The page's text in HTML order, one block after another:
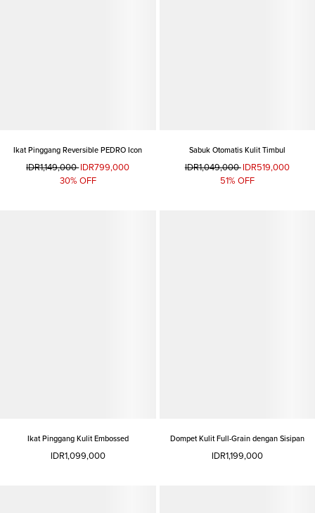
Ikat Pinggang Reversible PEDRO Icon
IDR1,149,000IDR799,000
30% OFF
Sabuk Otomatis Kulit Timbul
IDR1,049,000 IDR519,000
51% OFF
Ikat Pinggang Kulit Embossed
IDR1,099,000
Dompet Kulit Full-Grain dengan Sisipan
IDR1,199,000